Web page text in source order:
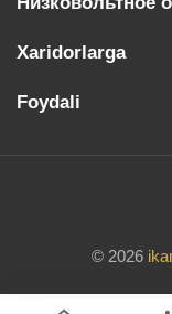
Xaridorlarga
Foydali
© 2026